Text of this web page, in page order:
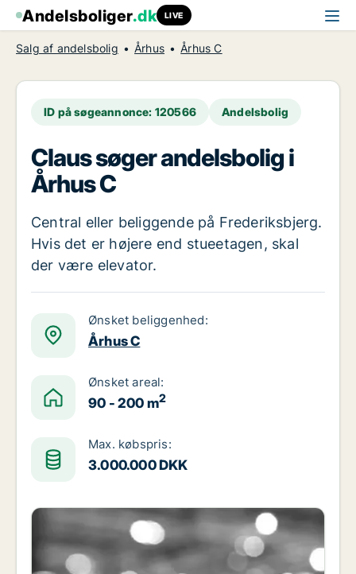
Andelsboliger.dk LIVE
Salg af andelsbolig Århus Århus C
ID på søgeannonce: 120566 Andelsbolig
Claus søger andelsbolig i
Århus C
Central eller beliggende på Frederiksbjerg.
Hvis det er højere end stueetagen, skal
der være elevator.
Ønsket beliggenhed:
Århus C
Ønsket areal:
90 - 200 m2
Max. købspris:
3.000.000 DKK